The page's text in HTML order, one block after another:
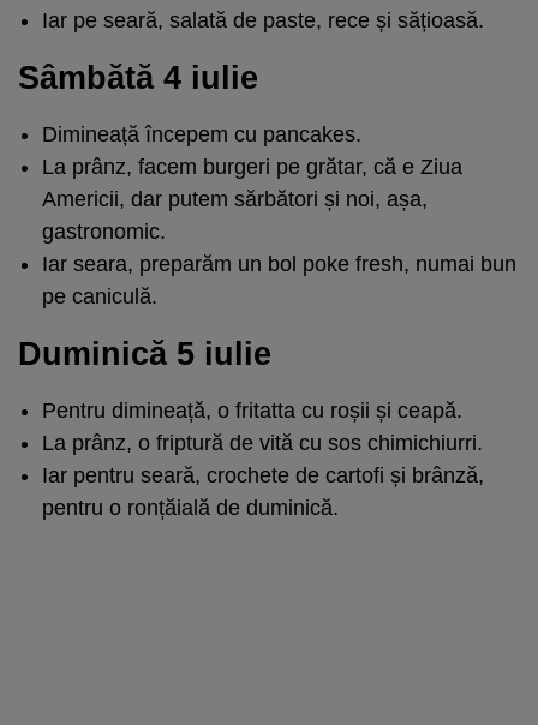
Iar pe seară, salată de paste, rece și sățioasă.
Sâmbătă 4 iulie
Dimineață începem cu pancakes.
La prânz, facem burgeri pe grătar, că e Ziua
Americii, dar putem sărbători și noi, așa,
gastronomic.
Iar seara, preparăm un bol poke fresh, numai bun
pe caniculă.
Duminică 5 iulie
Pentru dimineață, o fritatta cu roșii și ceapă.
La prânz, o friptură de vită cu sos chimichiurri.
Iar pentru seară, crochete de cartofi și brânză,
pentru o ronțăială de duminică.